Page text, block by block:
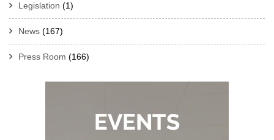
Legislation (1)
News (167)
Press Room (166)